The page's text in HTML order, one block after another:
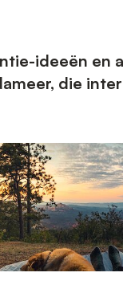
ideeën en
die